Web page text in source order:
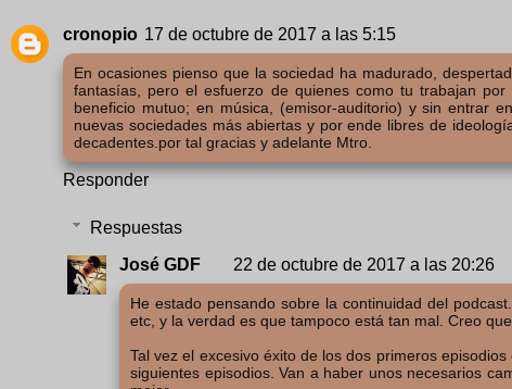
cronopio 17 de octubre de 2017 a las 5:15
En ocasiones pienso que la sociedad ha madurado,
fantasías, pero el esfuerzo de quienes como tu trabajan
beneficio mutuo; en música, (emisor-auditorio) y sin entrar
nuevas sociedades más abiertas y por ende libres de
decadentes.por tal gracias y adelante Mtro.
Responder
Respuestas
José GDF
22 de octubre de 2017 a las 20:26
He estado pensando sobre la continuidad del
etc, y la verdad es que tampoco está tan mal. Creo
Tal vez el excesivo éxito de los dos primeros
siguientes episodios. Van a haber unos necesarios